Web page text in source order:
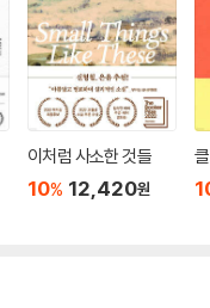
이처럼 사소한 것들
10% 12,420원